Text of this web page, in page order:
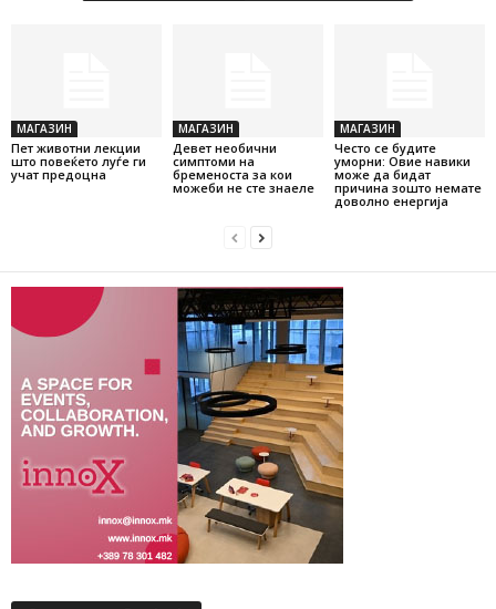
МАГАЗИН
Пет животни лекции
што повеќето луѓе ги
учат предоцна
МАГАЗИН
Девет необични
симптоми на
бременоста за кои
можеби не сте знаеле
МАГАЗИН
Често се будите
уморни: Овие навики
може да бидат
причина зошто немате
доволно енергија